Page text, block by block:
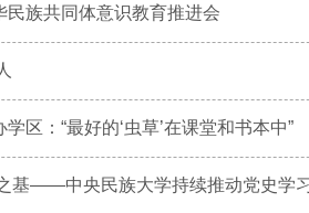
族共同体意识教育推进会
区：“最好的‘虫草’在课堂和书本中”
基——中央民族大学持续推动党史学